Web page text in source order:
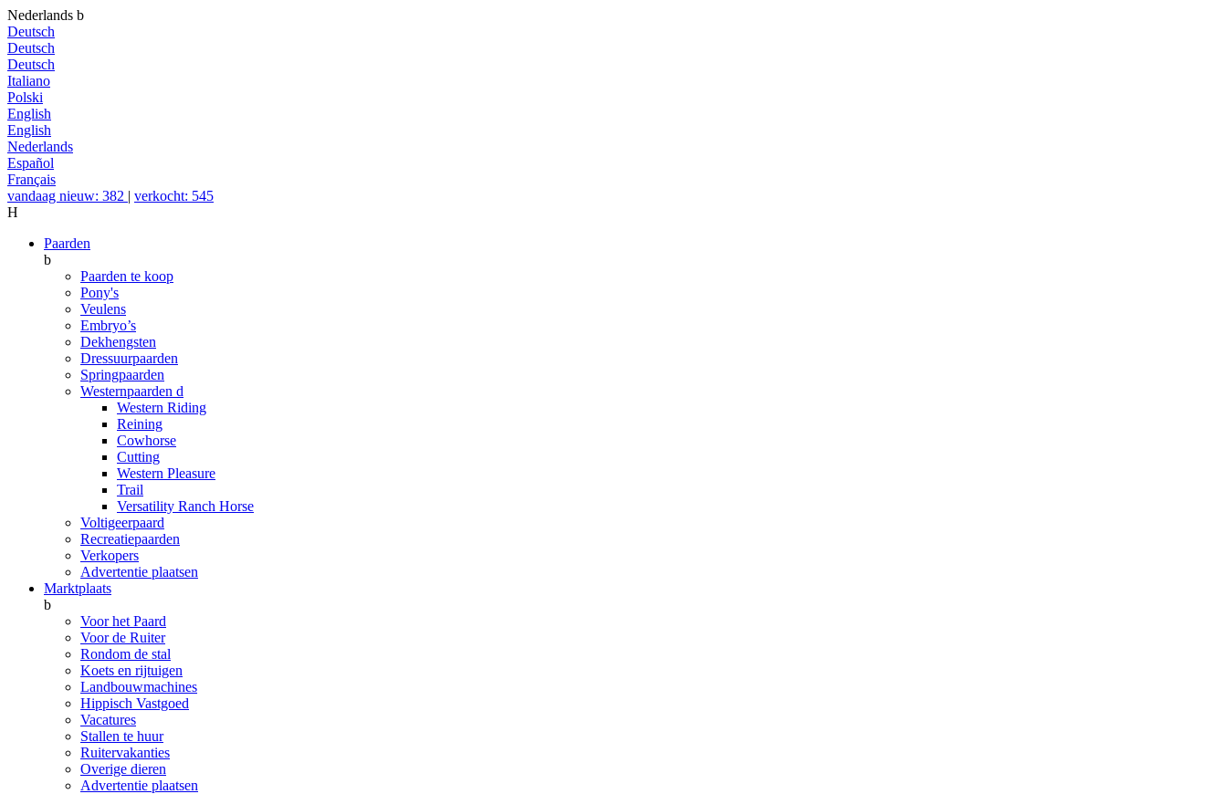
Nederlands b
Deutsch
Deutsch
Deutsch
Italiano
Polski
English
English
Nederlands
Español
Français
vandaag nieuw: 382 | verkocht: 545
H
Paarden
b
Paarden te koop
Pony's
Veulens
Embryo’s
Dekhengsten
Dressuurpaarden
Springpaarden
Westernpaarden d
Western Riding
Reining
Cowhorse
Cutting
Western Pleasure
Trail
Versatility Ranch Horse
Voltigeerpaard
Recreatiepaarden
Verkopers
Advertentie plaatsen
Marktplaats
b
Voor het Paard
Voor de Ruiter
Rondom de stal
Koets en rijtuigen
Landbouwmachines
Hippisch Vastgoed
Vacatures
Stallen te huur
Ruitervakanties
Overige dieren
Advertentie plaatsen